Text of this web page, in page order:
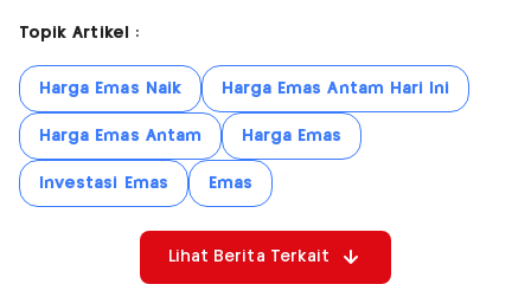
Topik Artikel :
Harga Emas Naik Harga Emas Antam Hari Ini
Harga Emas Antam Harga Emas
Investasi Emas Emas
Lihat Berita Terkait